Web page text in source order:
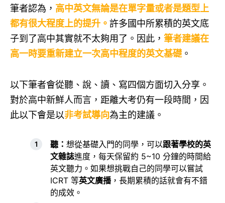
筆者認為， 高中英文無論是在單字量或者是題型上
都有很大程度上的提升。 許多國中所累積的英文底
子到了高中其實就不太夠用了。因此， 筆者建議在
高一時要重新建立一次高中程度的英文基礎。
以下筆者會從聽、說、讀、寫四個方面切入分享。
對於高中新鮮人而言，距離大考仍有一段時間，因
此以下會是以非考試導向為主的建議。
聽： 想從基礎入門的同學，可以跟著學校的英
文雜誌進度，每天保留約 5~10 分鐘的時間給
英文聽力。如果想挑戰自己的同學可以嘗試
ICRT 等英文廣播 ，長期累積的話就會有不錯
的成效。